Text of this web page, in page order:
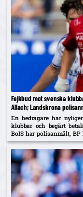
Fejkbud mot svenska
Allach; Landskrona
En bedragare har
klubbar och begärt
BoIS har polisanmält,
Spendler innan bluffen